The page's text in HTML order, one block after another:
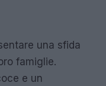
una sfida
famiglie.
e un